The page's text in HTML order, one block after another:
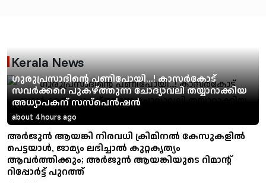
Kerala News
ഗുരുപ്രസാദിന്റെ പണിപോയി...! കാസര്‍കോട്
സവര്‍ക്കറെ പുകഴ്ത്തുന്ന ചോദ്യാവലി തയ്യാറാക്കിയ
അധ്യാപകന് സസ്‌പെന്‍ഷന്‍
about 4 hours ago
അ‍ർജുൻ ആയങ്കി നിരവധി ക്രിമിനൽ കേസുകളിൽ
പെട്ടയാൾ, ജാമ്യം ലഭിച്ചാൽ കുറ്റകൃത്യം
ആവർത്തിക്കും; അർജുൻ ആയങ്കിയുടെ റിമാന്റ്
റിപ്പോർട്ട് പുറത്ത്